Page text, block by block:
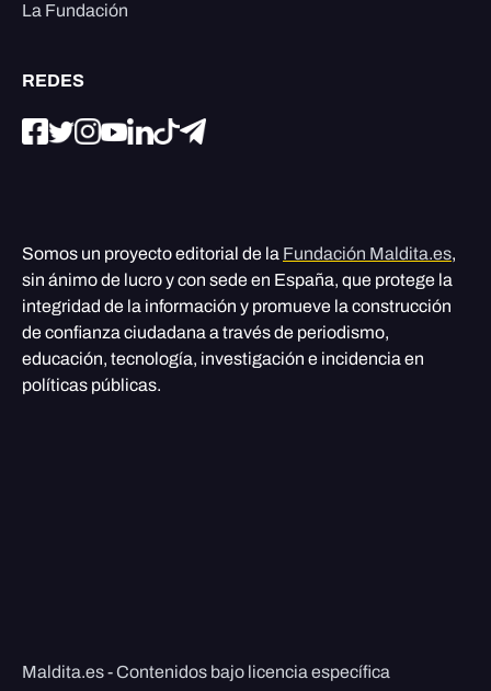
La Fundación
REDES
Somos un proyecto editorial de la Fundación Maldita.es,
sin ánimo de lucro y con sede en España, que protege la
integridad de la información y promueve la construcción
de confianza ciudadana a través de periodismo,
educación, tecnología, investigación e incidencia en
políticas públicas.
Maldita.es - Contenidos bajo licencia específica